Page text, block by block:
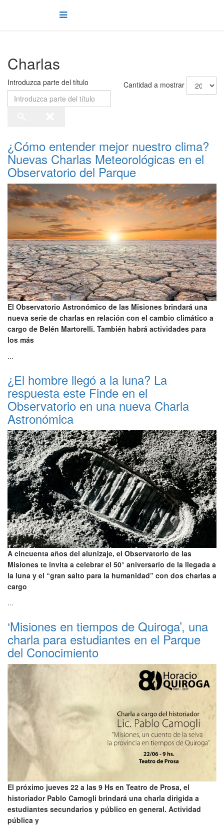
Charlas
Introduzca parte del título Cantidad a mostrar
¿Cómo entender mejor nuestro clima?
Nuevas Charlas Meteorológicas en el
Observatorio del Parque
El Observatorio Astronómico de las Misiones brindará una
nueva serie de charlas en relación con el cambio climático a
cargo de Belén Martorelli. También habrá actividades para
los más
...
¿El hombre llegó a la luna? La
respuesta este Finde en el
Observatorio en una nueva Charla
Astronómica
A cincuenta años del alunizaje, el Observatorio de las
Misiones te invita a celebrar el 50° aniversario de la llegada a
la luna y el “gran salto para la humanidad” con dos charlas a
cargo
...
‘Misiones en tiempos de Quiroga’, una
charla para estudiantes en el Parque
del Conocimiento
El próximo jueves 22 a las 9 Hs en Teatro de Prosa, el
historiador Pablo Camogli brindará una charla dirigida a
estudiantes secundarios y público en general. Actividad
pública y